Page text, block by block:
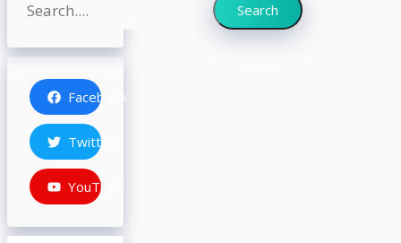
Search
Facebook
Twitter
YouTube